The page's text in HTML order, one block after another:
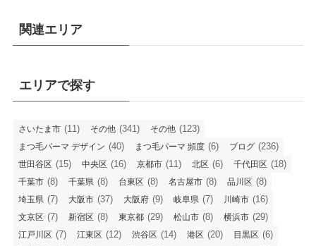
関連エリア
エリアで探す
さいたま市 (11) その他 (341) その他 (123)
まつ毛パーマ デザイン (40) まつ毛パーマ 頻度 (6) ブログ (236)
世田谷区 (15) 中央区 (16) 京都市 (11) 北区 (6) 千代田区 (18)
千葉市 (8) 千葉県 (8) 台東区 (8) 名古屋市 (8) 品川区 (8)
埼玉県 (7) 大阪市 (37) 大阪府 (9) 岐阜県 (7) 川崎市 (16)
文京区 (7) 新宿区 (8) 東京都 (29) 松山市 (8) 横浜市 (29)
江戸川区 (7) 江東区 (12) 渋谷区 (14) 港区 (20) 目黒区 (6)